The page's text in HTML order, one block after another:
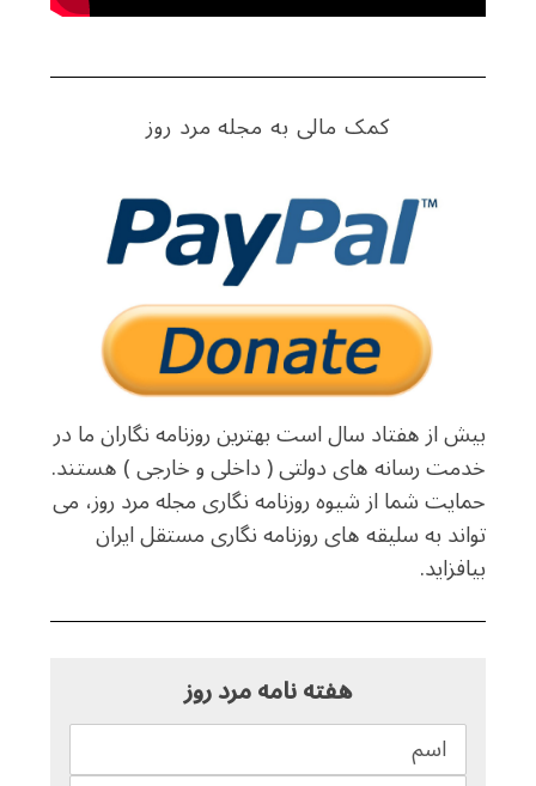
کمک مالی به مجله مرد روز
بیش از هفتاد سال است بهترین روزنامه نگاران ما در
خدمت رسانه های دولتی ( داخلی و خارجی ) هستند.
حمایت شما از شیوه روزنامه نگاری مجله مرد روز، می
تواند به سلیقه های روزنامه نگاری مستقل ایران
بیافزاید.
هفته نامه مرد روز
f
r